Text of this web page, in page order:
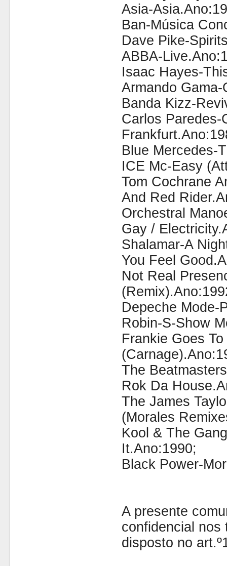
Asia-
Ban-Música
Dave Pike-
ABBA-
Isaac Hayes-
Armando
Banda Kizz-
Carlos Paredes-
Blue Mercedes-
ICE Mc-Easy
Tom Cochrane
And Red
Orchestral
Gay /
Shalamar-A
You Feel
Not Real
Depeche Mode-
Robin-S-Show
Frankie Goes
The
Rok Da
The James
(Morales
Kool & The
It.Ano:1990;
Black Power-
A presente
confidencial nos
disposto no